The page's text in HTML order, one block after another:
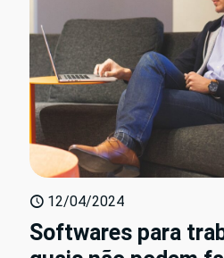
12/04/2024
Softwares para